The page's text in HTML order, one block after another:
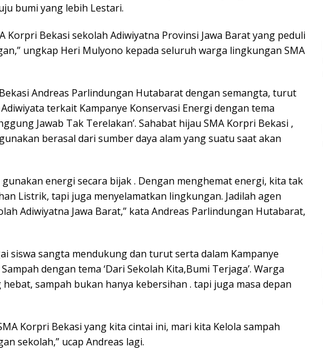
bumi yang lebih Lestari.
Korpri Bekasi sekolah Adiwiyatna Provinsi Jawa Barat yang peduli
ungkap Heri Mulyono kepada seluruh warga lingkungan SMA
Andreas Parlindungan Hutabarat dengan semangta, turut
terkait Kampanye Konservasi Energi dengan tema
Jawab Tak Terelakan’. Sahabat hijau SMA Korpri Bekasi ,
berasal dari sumber daya alam yang suatu saat akan
energi secara bijak . Dengan menghemat energi, kita tak
Listrik, tapi juga menyelamatkan lingkungan. Jadilah agen
Adiwiyatna Jawa Barat,” kata Andreas Parlindungan Hutabarat,
siswa sangta mendukung dan turut serta dalam Kampanye
dengan tema ‘Dari Sekolah Kita,Bumi Terjaga’. Warga
sampah bukan hanya kebersihan . tapi juga masa depan
Korpri Bekasi yang kita cintai ini, mari kita Kelola sampah
sekolah,” ucap Andreas lagi.